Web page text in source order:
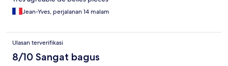
Jean-Yves, perjalanan 14 malam
Ulasan terverifikasi
8/10 Sangat bagus